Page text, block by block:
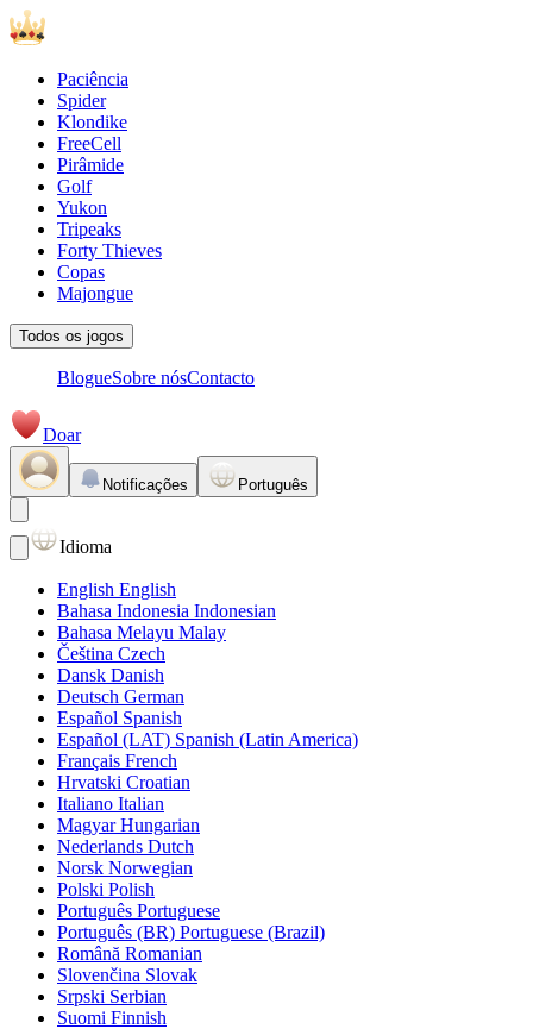
Paciência
Spider
Klondike
FreeCell
Pirâmide
Golf
Yukon
Tripeaks
Forty Thieves
Copas
Majongue
Todos os jogos
BlogueSobre nósContacto
Doar
Notificações Português
Idioma
English English
Bahasa Indonesia Indonesian
Bahasa Melayu Malay
Čeština Czech
Dansk Danish
Deutsch German
Español Spanish
Español (LAT) Spanish (Latin America)
Français French
Hrvatski Croatian
Italiano Italian
Magyar Hungarian
Nederlands Dutch
Norsk Norwegian
Polski Polish
Português Portuguese
Português (BR) Portuguese (Brazil)
Română Romanian
Slovenčina Slovak
Srpski Serbian
Suomi Finnish